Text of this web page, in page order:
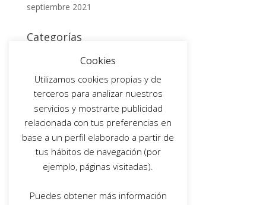
septiembre 2021
Categorías
Meta
Acceder
Feed de entradas
Feed de comentarios
WordPress.org
Cookies
Utilizamos cookies propias y de
terceros para analizar nuestros
servicios y mostrarte publicidad
relacionada con tus preferencias en
base a un perfil elaborado a partir de
tus hábitos de navegación (por
ejemplo, páginas visitadas).
Puedes obtener más información